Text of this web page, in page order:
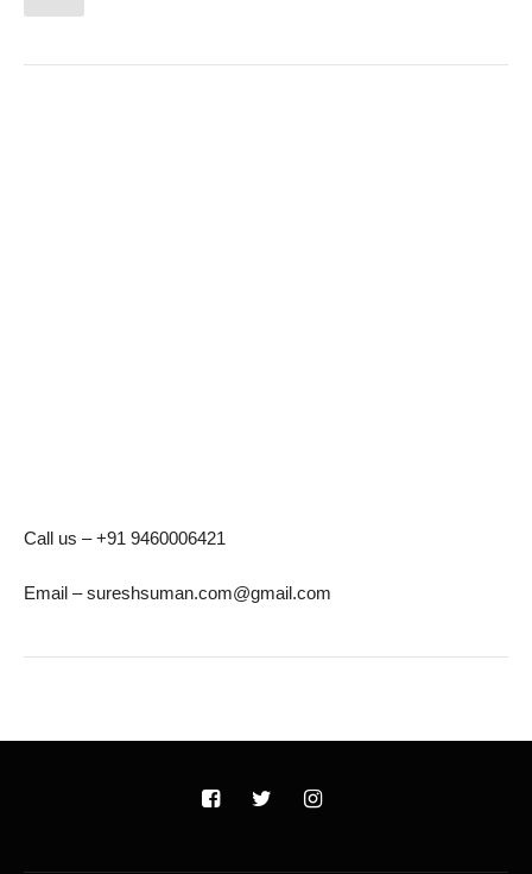
Call us – +91 9460006421
Email – sureshsuman.com@gmail.com